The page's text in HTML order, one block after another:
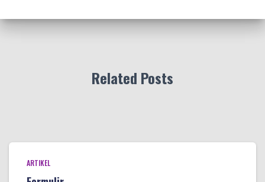
Related Posts
ARTIKEL